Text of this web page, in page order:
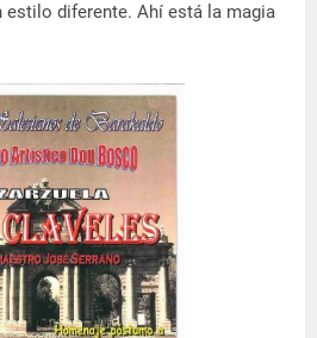
estilo diferente. Ahí está la magia